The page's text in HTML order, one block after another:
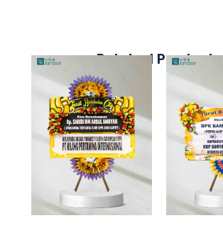
Related Products